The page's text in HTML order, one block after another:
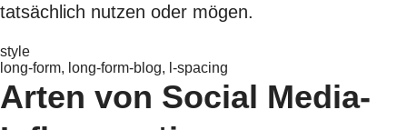
tatsächlich nutzen oder mögen.
style
long-form, long-form-blog, l-spacing
Arten von Social Media-